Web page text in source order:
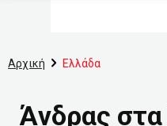
Αρχική Ελλάδα
Άνδρας